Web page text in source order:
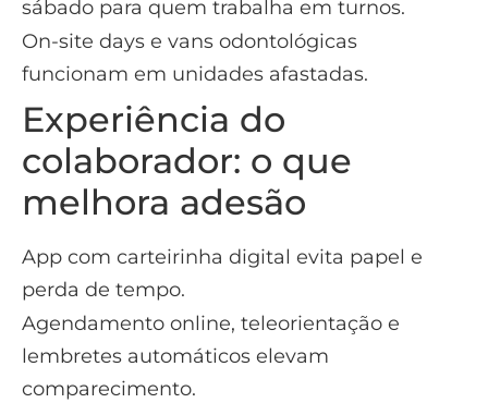
sábado para quem trabalha em turnos.
On-site days e vans odontológicas
funcionam em unidades afastadas.
Experiência do
colaborador: o que
melhora adesão
App com carteirinha digital evita papel e
perda de tempo.
Agendamento online, teleorientação e
lembretes automáticos elevam
comparecimento.